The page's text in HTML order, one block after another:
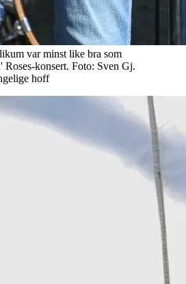
var minst like bra som
konsert. Foto: Sven Gj.
hoff